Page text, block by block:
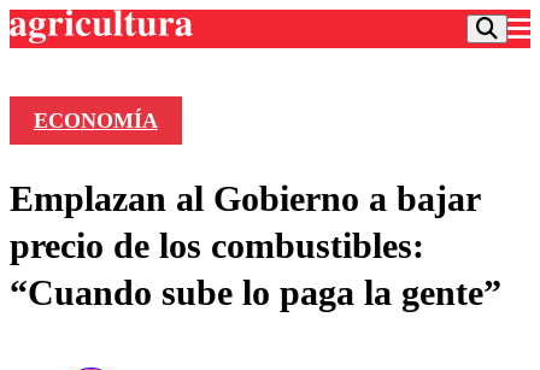
Frecuencias
Agricultura TV
Deportes
Colo Colo
Entretención
ECONOMÍA
Emplazan al Gobierno a bajar
precio de los combustibles:
“Cuando sube lo paga la gente”